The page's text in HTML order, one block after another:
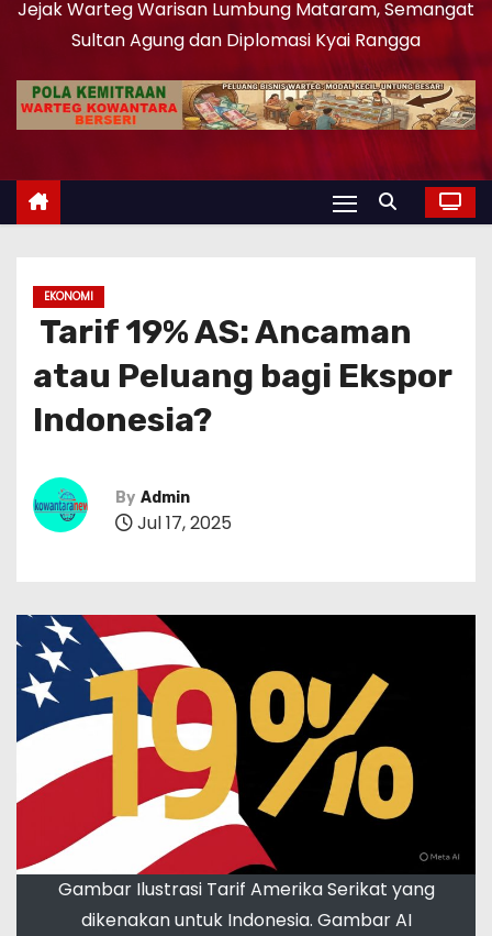
Jejak Warteg Warisan Lumbung Mataram, Semangat
Sultan Agung dan Diplomasi Kyai Rangga
EKONOMI
Tarif 19% AS: Ancaman
atau Peluang bagi Ekspor
Indonesia?
By Admin
Jul 17, 2025
Gambar Ilustrasi Tarif Amerika Serikat yang
dikenakan untuk Indonesia. Gambar AI